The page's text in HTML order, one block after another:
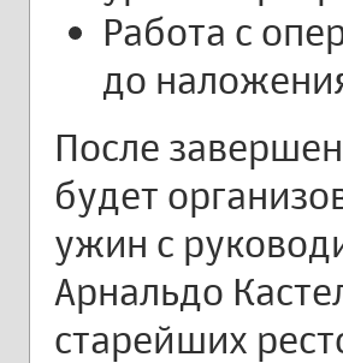
Работа с
до
После
будет
ужин с
Арнальдо
старейших